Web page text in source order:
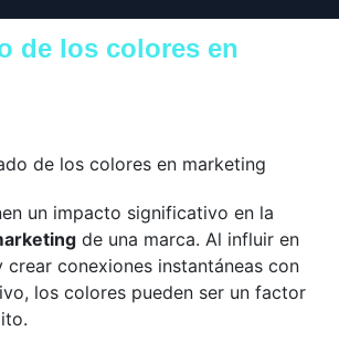
de los colores en
un impacto significativo en la
de una marca. Al influir en
crear conexiones instantáneas con
los colores pueden ser un factor